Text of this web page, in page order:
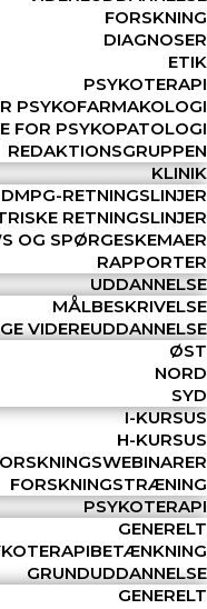
FORSKNING
DIAGNOSER
ETIK
PSYKOTERAPI
PSYKOFARMAKOLOGI
FOR PSYKOPATOLOGI
REDAKTIONSGRUPPEN
KLINIK
DMPG-RETNINGSLINJER
RETNINGSLINJER
OG SPØRGESKEMAER
RAPPORTER
UDDANNELSE
MÅLBESKRIVELSE
VIDEREUDDANNELSE
ØST
NORD
SYD
I-KURSUS
H-KURSUS
FORSKNINGSTRÆNING
PSYKOTERAPI
GENERELT
GRUNDUDDANNELSE
GENERELT